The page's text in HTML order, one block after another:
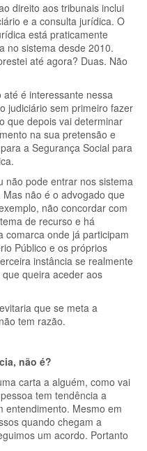
direito aos tribunais inclui
e a consulta jurídica. O
está praticamente
no sistema desde 2010.
até agora? Duas. Não
até é interessante nessa
judiciário sem primeiro fazer
que depois vai determinar
na sua pretensão e
a Segurança Social para
não pode entrar nos sistema
não é o advogado que
não concordar com
de recurso e há
comarca onde já participam
Público e os próprios
instância se realmente
queira aceder aos
que se meta a
tem razão.
não é?
carta a alguém, como vai
tem tendência a
entendimento. Mesmo em
quando chegam a
um acordo. Portanto